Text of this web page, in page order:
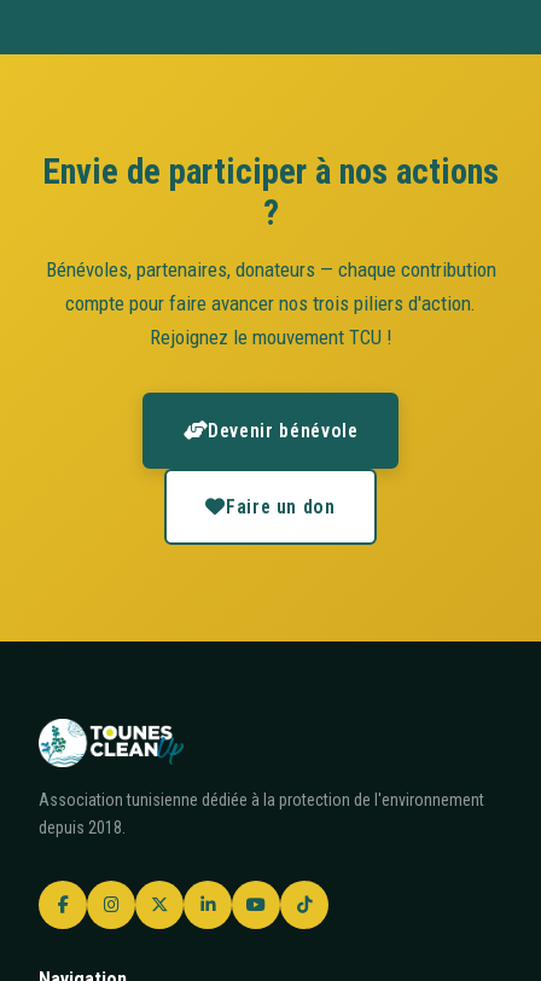
Envie de participer à nos actions
?
Bénévoles, partenaires, donateurs — chaque contribution
compte pour faire avancer nos trois piliers d'action.
Rejoignez le mouvement TCU !
Devenir bénévole
Faire un don
Association tunisienne dédiée à la protection de l'environnement
depuis 2018.